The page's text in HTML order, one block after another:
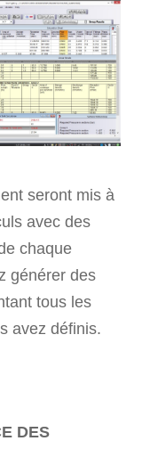
seront mis à
avec des
chaque
générer des
tous les
avez définis.
DES